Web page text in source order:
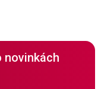
novinkách